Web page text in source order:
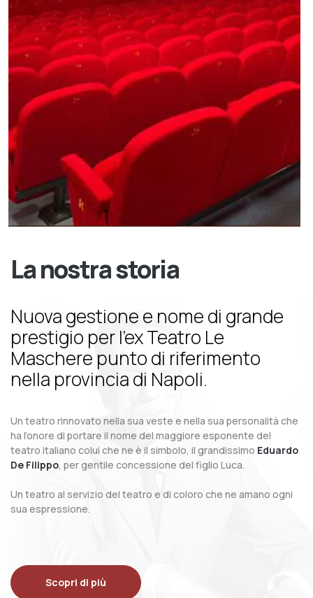
La nostra storia
Nuova gestione e nome di grande
prestigio per l’ex Teatro Le
Maschere punto di riferimento
nella provincia di Napoli.
Un teatro rinnovato nella sua veste e nella sua personalità che
ha l’onore di portare il nome del maggiore esponente del
teatro italiano colui che ne è il simbolo, il grandissimo Eduardo
De Filippo, per gentile concessione del figlio Luca.
Un teatro al servizio del teatro e di coloro che ne amano ogni
sua espressione.
Scopri di più